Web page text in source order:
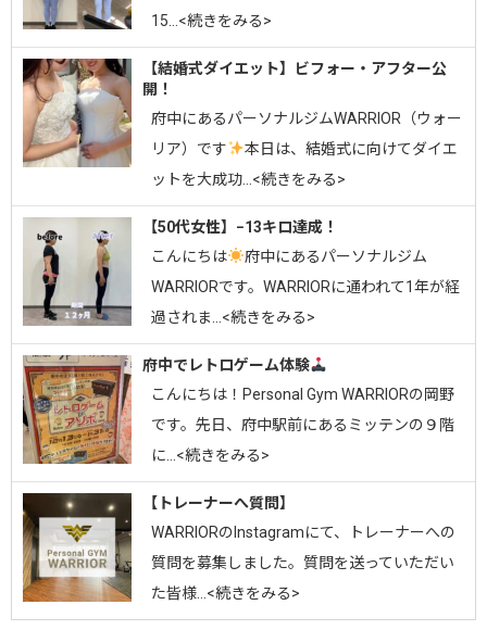
15…<続きをみる>
【結婚式ダイエット】ビフォー・アフター公
開！
府中にあるパーソナルジムWARRIOR（ウォー
リア）です
⁡本日は、結婚式に向けてダイエ
ットを大成功…<続きをみる>
【50代女性】−13キロ達成！
こんにちは
府中にあるパーソナルジム
WARRIORです。⁡WARRIORに通われて1年が経
過されま…<続きをみる>
府中でレトロゲーム体験
こんにちは！Personal Gym WARRIORの岡野
です。先日、府中駅前にあるミッテンの９階
に…<続きをみる>
【トレーナーへ質問】
WARRIORのInstagramにて、トレーナーへの
質問を募集しました。質問を送っていただい
た皆様…<続きをみる>